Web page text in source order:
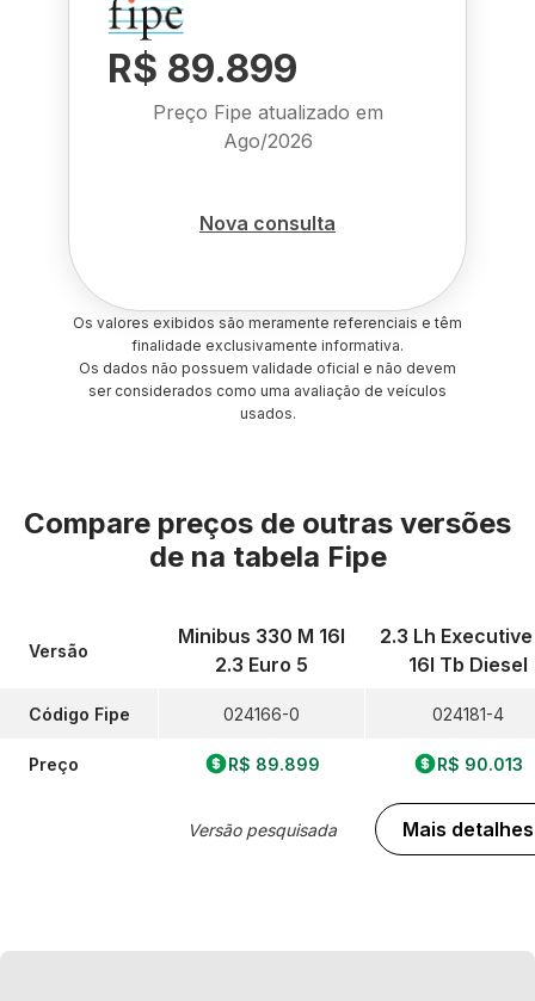
R$ 89.899
Preço Fipe atualizado em
Ago/2026
Nova consulta
Os valores exibidos são meramente referenciais e têm
finalidade exclusivamente informativa.
Os dados não possuem validade oficial e não devem
ser considerados como uma avaliação de veículos
usados.
Compare preços de outras versões
de na tabela Fipe
Versão
Código Fipe
Preço
Minibus 330 M 16l
2.3 Euro 5
024166-0
R$ 89.899
Versão pesquisada
2.3 Lh Executive
16l Tb Diesel
024181-4
R$ 90.013
Mais detalhes